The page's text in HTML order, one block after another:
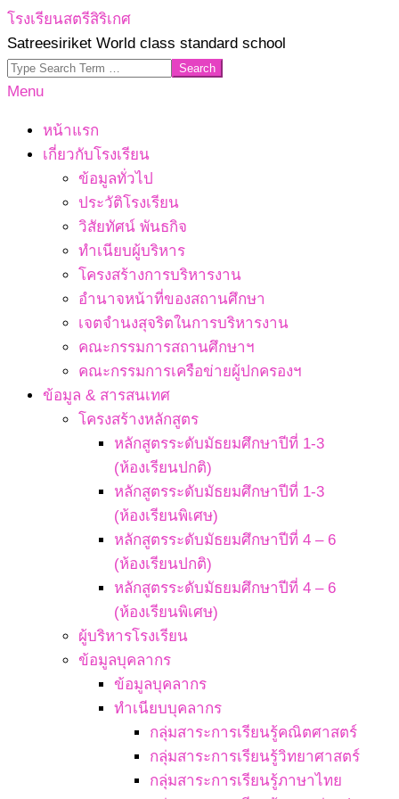
Skip
to
content
โรงเรียนสตรีสิริเกศ
Satreesiriket World class standard school
Search
Primary
Menu
Menu
หน้าแรก
เกี่ยวกับโรงเรียน
ข้อมูลทั่วไป
ประวัติโรงเรียน
วิสัยทัศน์ พันธกิจ
ทำเนียบผู้บริหาร
โครงสร้างการบริหารงาน
อำนาจหน้าที่ของสถานศึกษา
เจตจํานงสุจริตในการบริหารงาน
คณะกรรมการสถานศึกษาฯ
คณะกรรมการเครือข่ายผู้ปกครองฯ
ข้อมูล & สารสนเทศ
โครงสร้างหลักสูตร
หลักสูตรระดับมัธยมศึกษาปีที่ 1-3
(ห้องเรียนปกติ)
หลักสูตรระดับมัธยมศึกษาปีที่ 1-3
(ห้องเรียนพิเศษ)
หลักสูตรระดับมัธยมศึกษาปีที่ 4 – 6
(ห้องเรียนปกติ)
หลักสูตรระดับมัธยมศึกษาปีที่ 4 – 6
(ห้องเรียนพิเศษ)
ผู้บริหารโรงเรียน
ข้อมูลบุคลากร
ข้อมูลบุคลากร
ทำเนียบบุคลากร
กลุ่มสาระการเรียนรู้คณิตศาสตร์
กลุ่มสาระการเรียนรู้วิทยาศาสตร์
กลุ่มสาระการเรียนรู้ภาษาไทย